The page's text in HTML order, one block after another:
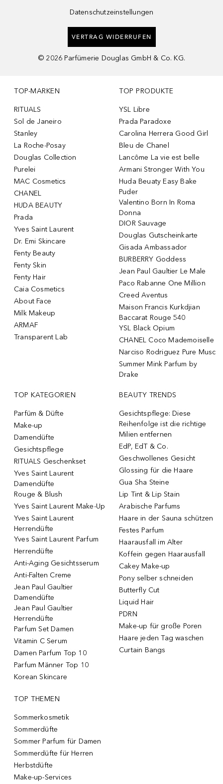
Datenschutzeinstellungen
VERTRAG WIDERRUFEN
© 2026 Parfümerie Douglas GmbH & Co. KG.
TOP-MARKEN
RITUALS
Sol de Janeiro
Stanley
La Roche-Posay
Douglas Collection
Purelei
MAC Cosmetics
CHANEL
HUDA BEAUTY
Prada
Yves Saint Laurent
Dr. Emi Skincare
Fenty Beauty
Fenty Skin
Fenty Hair
Caia Cosmetics
About Face
Milk Makeup
ARMAF
Transparent Lab
TOP PRODUKTE
YSL Libre
Prada Paradoxe
Carolina Herrera Good Girl
Bleu de Chanel
Lancôme La vie est belle
Armani Stronger With You
Huda Beuaty Easy Bake
Puder
Valentino Born In Roma
Donna
DIOR Sauvage
Douglas Gutscheinkarte
Gisada Ambassador
BURBERRY Goddess
Jean Paul Gaultier Le Male
Paco Rabanne One Million
Creed Aventus
Maison Francis Kurkdjian
Baccarat Rouge 540
YSL Black Opium
CHANEL Coco Mademoiselle
Narciso Rodriguez Pure Musc
Summer Mink Parfum by
Drake
TOP KATEGORIEN
Parfüm & Düfte
Make-up
Damendüfte
Gesichtspflege
RITUALS Geschenkset
Yves Saint Laurent
Damendüfte
Rouge & Blush
Yves Saint Laurent Make-Up
Yves Saint Laurent
Herrendüfte
Yves Saint Laurent Parfum
Herrendüfte
Anti-Aging Gesichtsserum
Anti-Falten Creme
Jean Paul Gaultier
Damendüfte
Jean Paul Gaultier
Herrendüfte
Parfum Set Damen
Vitamin C Serum
Damen Parfum Top 10
Parfum Männer Top 10
Korean Skincare
BEAUTY TRENDS
Gesichtspflege: Diese
Reihenfolge ist die richtige
Milien entfernen
EdP, EdT & Co.
Geschwollenes Gesicht
Glossing für die Haare
Gua Sha Steine
Lip Tint & Lip Stain
Arabische Parfums
Haare in der Sauna schützen
Festes Parfum
Haarausfall im Alter
Koffein gegen Haarausfall
Cakey Make-up
Pony selber schneiden
Butterfly Cut
Liquid Hair
PDRN
Make-up für große Poren
Haare jeden Tag waschen
Curtain Bangs
TOP THEMEN
Sommerkosmetik
Sommerdüfte
Sommer Parfum für Damen
Sommerdüfte für Herren
Herbstdüfte
Make-up-Services